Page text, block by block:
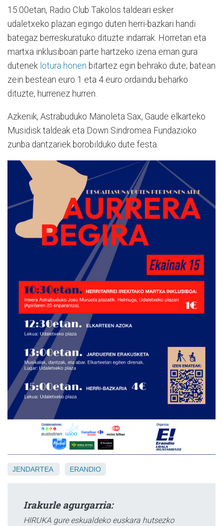
15:00etan, Radio Club Takolos taldeari esker
udaletxeko plazan egingo duten herri-bazkari handi
bategaz berreskuratuko dituzte indarrak. Horretan eta
martxa inklusiboan parte hartzeko izena eman gura
dutenek lotura honen bitartez egin behrako dute; batean
zein bestean euro 1 eta 4 euro ordaindu beharko
dituzte, hurrenez hurren.
Azkenik, Astrabuduko Manoleta Sax, Gaude elkarteko
Musidisk taldeak eta Down Sindromea Fundazioko
zunba dantzariek borobilduko dute festa.
JENDARTEA ERANDIO
Irakurle agurgarria:
HIRUKA gure eskualdeko euskara hutsezko